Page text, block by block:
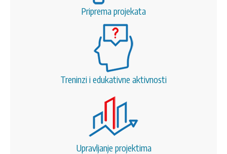
Priprema projekata
Treninzi i edukativne aktivnosti
Upravljanje projektima